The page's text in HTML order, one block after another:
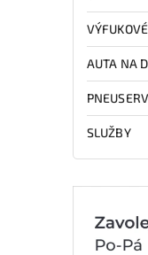
AUTA NA
SLUŽBY